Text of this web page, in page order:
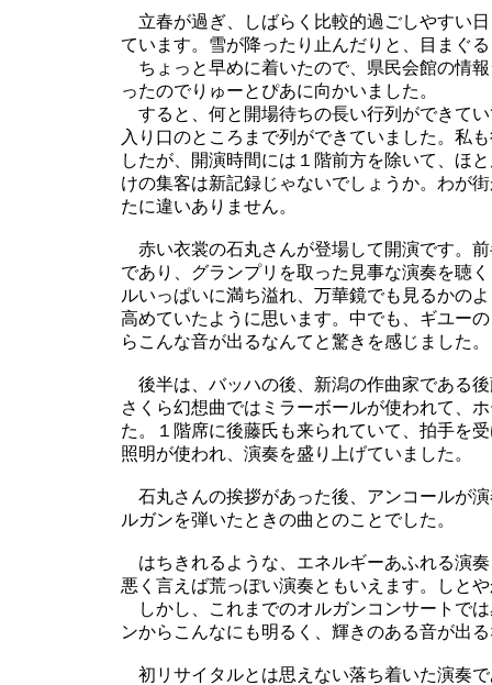
立春が過ぎ、しばらく比較的過ごしやすい
ています。雪が降ったり止んだりと、目まぐ
ちょっと早めに着いたので、県民会館の情
ったのでりゅーとぴあに向かいました。
すると、何と開場待ちの長い行列ができて
入り口のところまで列ができていました。私
したが、開演時間には１階前方を除いて、ほ
けの集客は新記録じゃないでしょうか。わが
たに違いありません。
赤い衣裳の石丸さんが登場して開演です。
であり、グランプリを取った見事な演奏を聴
ルいっぱいに満ち溢れ、万華鏡でも見るかの
高めていたように思います。中でも、ギユー
らこんな音が出るなんてと驚きを感じました。
後半は、バッハの後、新潟の作曲家である
さくら幻想曲ではミラーボールが使われて、
た。１階席に後藤氏も来られていて、拍手を
照明が使われ、演奏を盛り上げていました。
石丸さんの挨拶があった後、アンコールが
ルガンを弾いたときの曲とのことでした。
はちきれるような、エネルギーあふれる演
悪く言えば荒っぽい演奏ともいえます。しと
しかし、これまでのオルガンコンサートで
ンからこんなにも明るく、輝きのある音が出
初リサイタルとは思えない落ち着いた演奏